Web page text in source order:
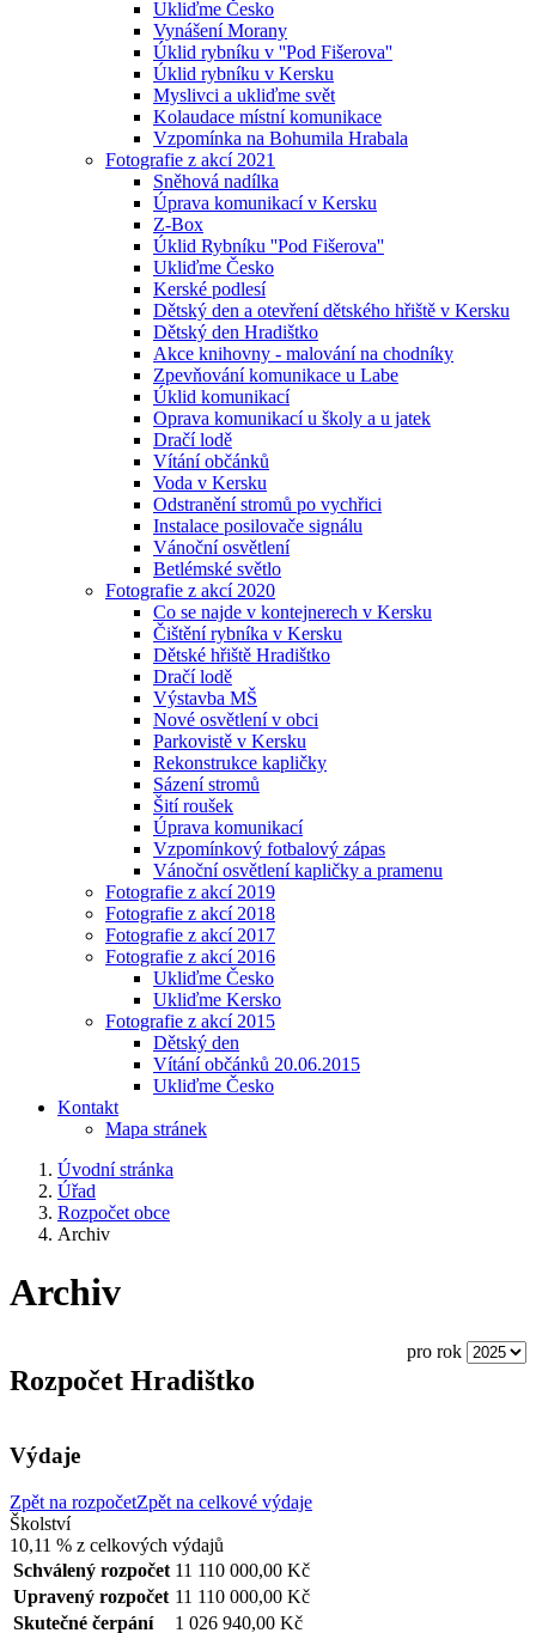
Ukliďme Česko
Vynášení Morany
Úklid rybníku v ''Pod Fišerova''
Úklid rybníku v Kersku
Myslivci a ukliďme svět
Kolaudace místní komunikace
Vzpomínka na Bohumila Hrabala
Fotografie z akcí 2021
Sněhová nadílka
Úprava komunikací v Kersku
Z-Box
Úklid Rybníku ''Pod Fišerova''
Ukliďme Česko
Kerské podlesí
Dětský den a otevření dětského hřiště v Kersku
Dětský den Hradištko
Akce knihovny - malování na chodníky
Zpevňování komunikace u Labe
Úklid komunikací
Oprava komunikací u školy a u jatek
Dračí lodě
Vítání občánků
Voda v Kersku
Odstranění stromů po vychřici
Instalace posilovače signálu
Vánoční osvětlení
Betlémské světlo
Fotografie z akcí 2020
Co se najde v kontejnerech v Kersku
Čištění rybníka v Kersku
Dětské hřiště Hradištko
Dračí lodě
Výstavba MŠ
Nové osvětlení v obci
Parkovistě v Kersku
Rekonstrukce kapličky
Sázení stromů
Šití roušek
Úprava komunikací
Vzpomínkový fotbalový zápas
Vánoční osvětlení kapličky a pramenu
Fotografie z akcí 2019
Fotografie z akcí 2018
Fotografie z akcí 2017
Fotografie z akcí 2016
Ukliďme Česko
Ukliďme Kersko
Fotografie z akcí 2015
Dětský den
Vítání občánků 20.06.2015
Ukliďme Česko
Kontakt
Mapa stránek
Úvodní stránka
Úřad
Rozpočet obce
Archiv
Archiv
pro rok
Rozpočet Hradištko
Výdaje
Zpět na rozpočetZpět na celkové výdaje
Školství
10,11 % z celkových výdajů
Schválený rozpočet 11 110 000,00 Kč
Upravený rozpočet 11 110 000,00 Kč
Skutečné čerpání
1 026 940,00 Kč